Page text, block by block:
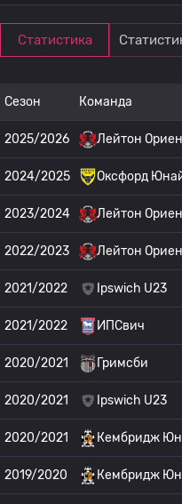
Статистика
Сезон Команда
2025/2026 Лейтон
2024/2025 Оксфорд
2023/2024 Лейтон
2022/2023 Лейтон
2021/2022 Ipswich U23
2021/2022 ИПСвич
2020/2021 Гримсби
2020/2021 Ipswich U23
2020/2021 Кембридж
2019/2020 Кембридж